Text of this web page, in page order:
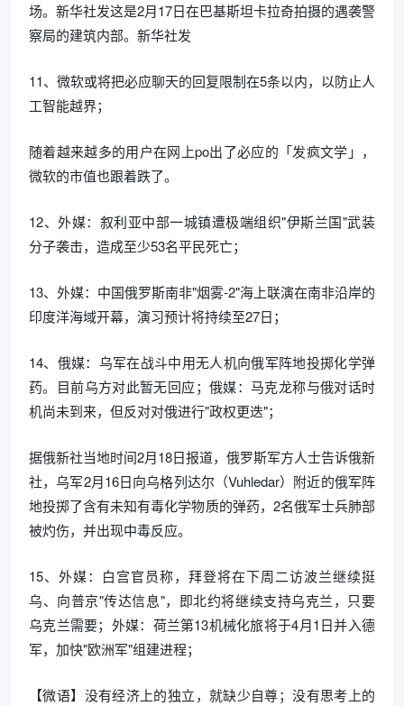
场。新华社发这是2月17日在巴基斯坦卡拉奇拍摄的遇袭警
察局的建筑内部。新华社发
11、微软或将把必应聊天的回复限制在5条以内，以防止人
工智能越界；
随着越来越多的用户在网上po出了必应的「发疯文学」，
微软的市值也跟着跌了。
12、外媒：叙利亚中部一城镇遭极端组织"伊斯兰国"武装
分子袭击，造成至少53名平民死亡；
13、外媒：中国俄罗斯南非"烟雾-2"海上联演在南非沿岸的
印度洋海域开幕，演习预计将持续至27日；
14、俄媒：乌军在战斗中用无人机向俄军阵地投掷化学弹
药。目前乌方对此暂无回应；俄媒：马克龙称与俄对话时
机尚未到来，但反对对俄进行"政权更迭"；
据俄新社当地时间2月18日报道，俄罗斯军方人士告诉俄新
社，乌军2月16日向乌格列达尔（Vuhledar）附近的俄军阵
地投掷了含有未知有毒化学物质的弹药，2名俄军士兵肺部
被灼伤，并出现中毒反应。
15、外媒：白宫官员称，拜登将在下周二访波兰继续挺
乌、向普京"传达信息"，即北约将继续支持乌克兰，只要
乌克兰需要；外媒：荷兰第13机械化旅将于4月1日并入德
军，加快"欧洲军"组建进程；
【微语】没有经济上的独立，就缺少自尊；没有思考上的